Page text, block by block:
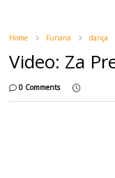
Home Funana dança
Video: Za
0 Comments